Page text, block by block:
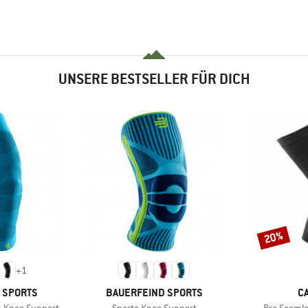
UNSERE BESTSELLER FÜR DICH
+1
MARKE
BAUERFEIND SPORTS
Rabatt
20%